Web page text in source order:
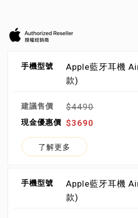
Apple藍牙耳機
款)
$4490
$3690
了解更多
Apple藍牙耳機
款)